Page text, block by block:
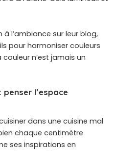
l’ambiance sur leur blog,
pour harmoniser couleurs
n’est jamais un
l’espace
dans une cuisine mal
chaque centimètre
ses inspirations en